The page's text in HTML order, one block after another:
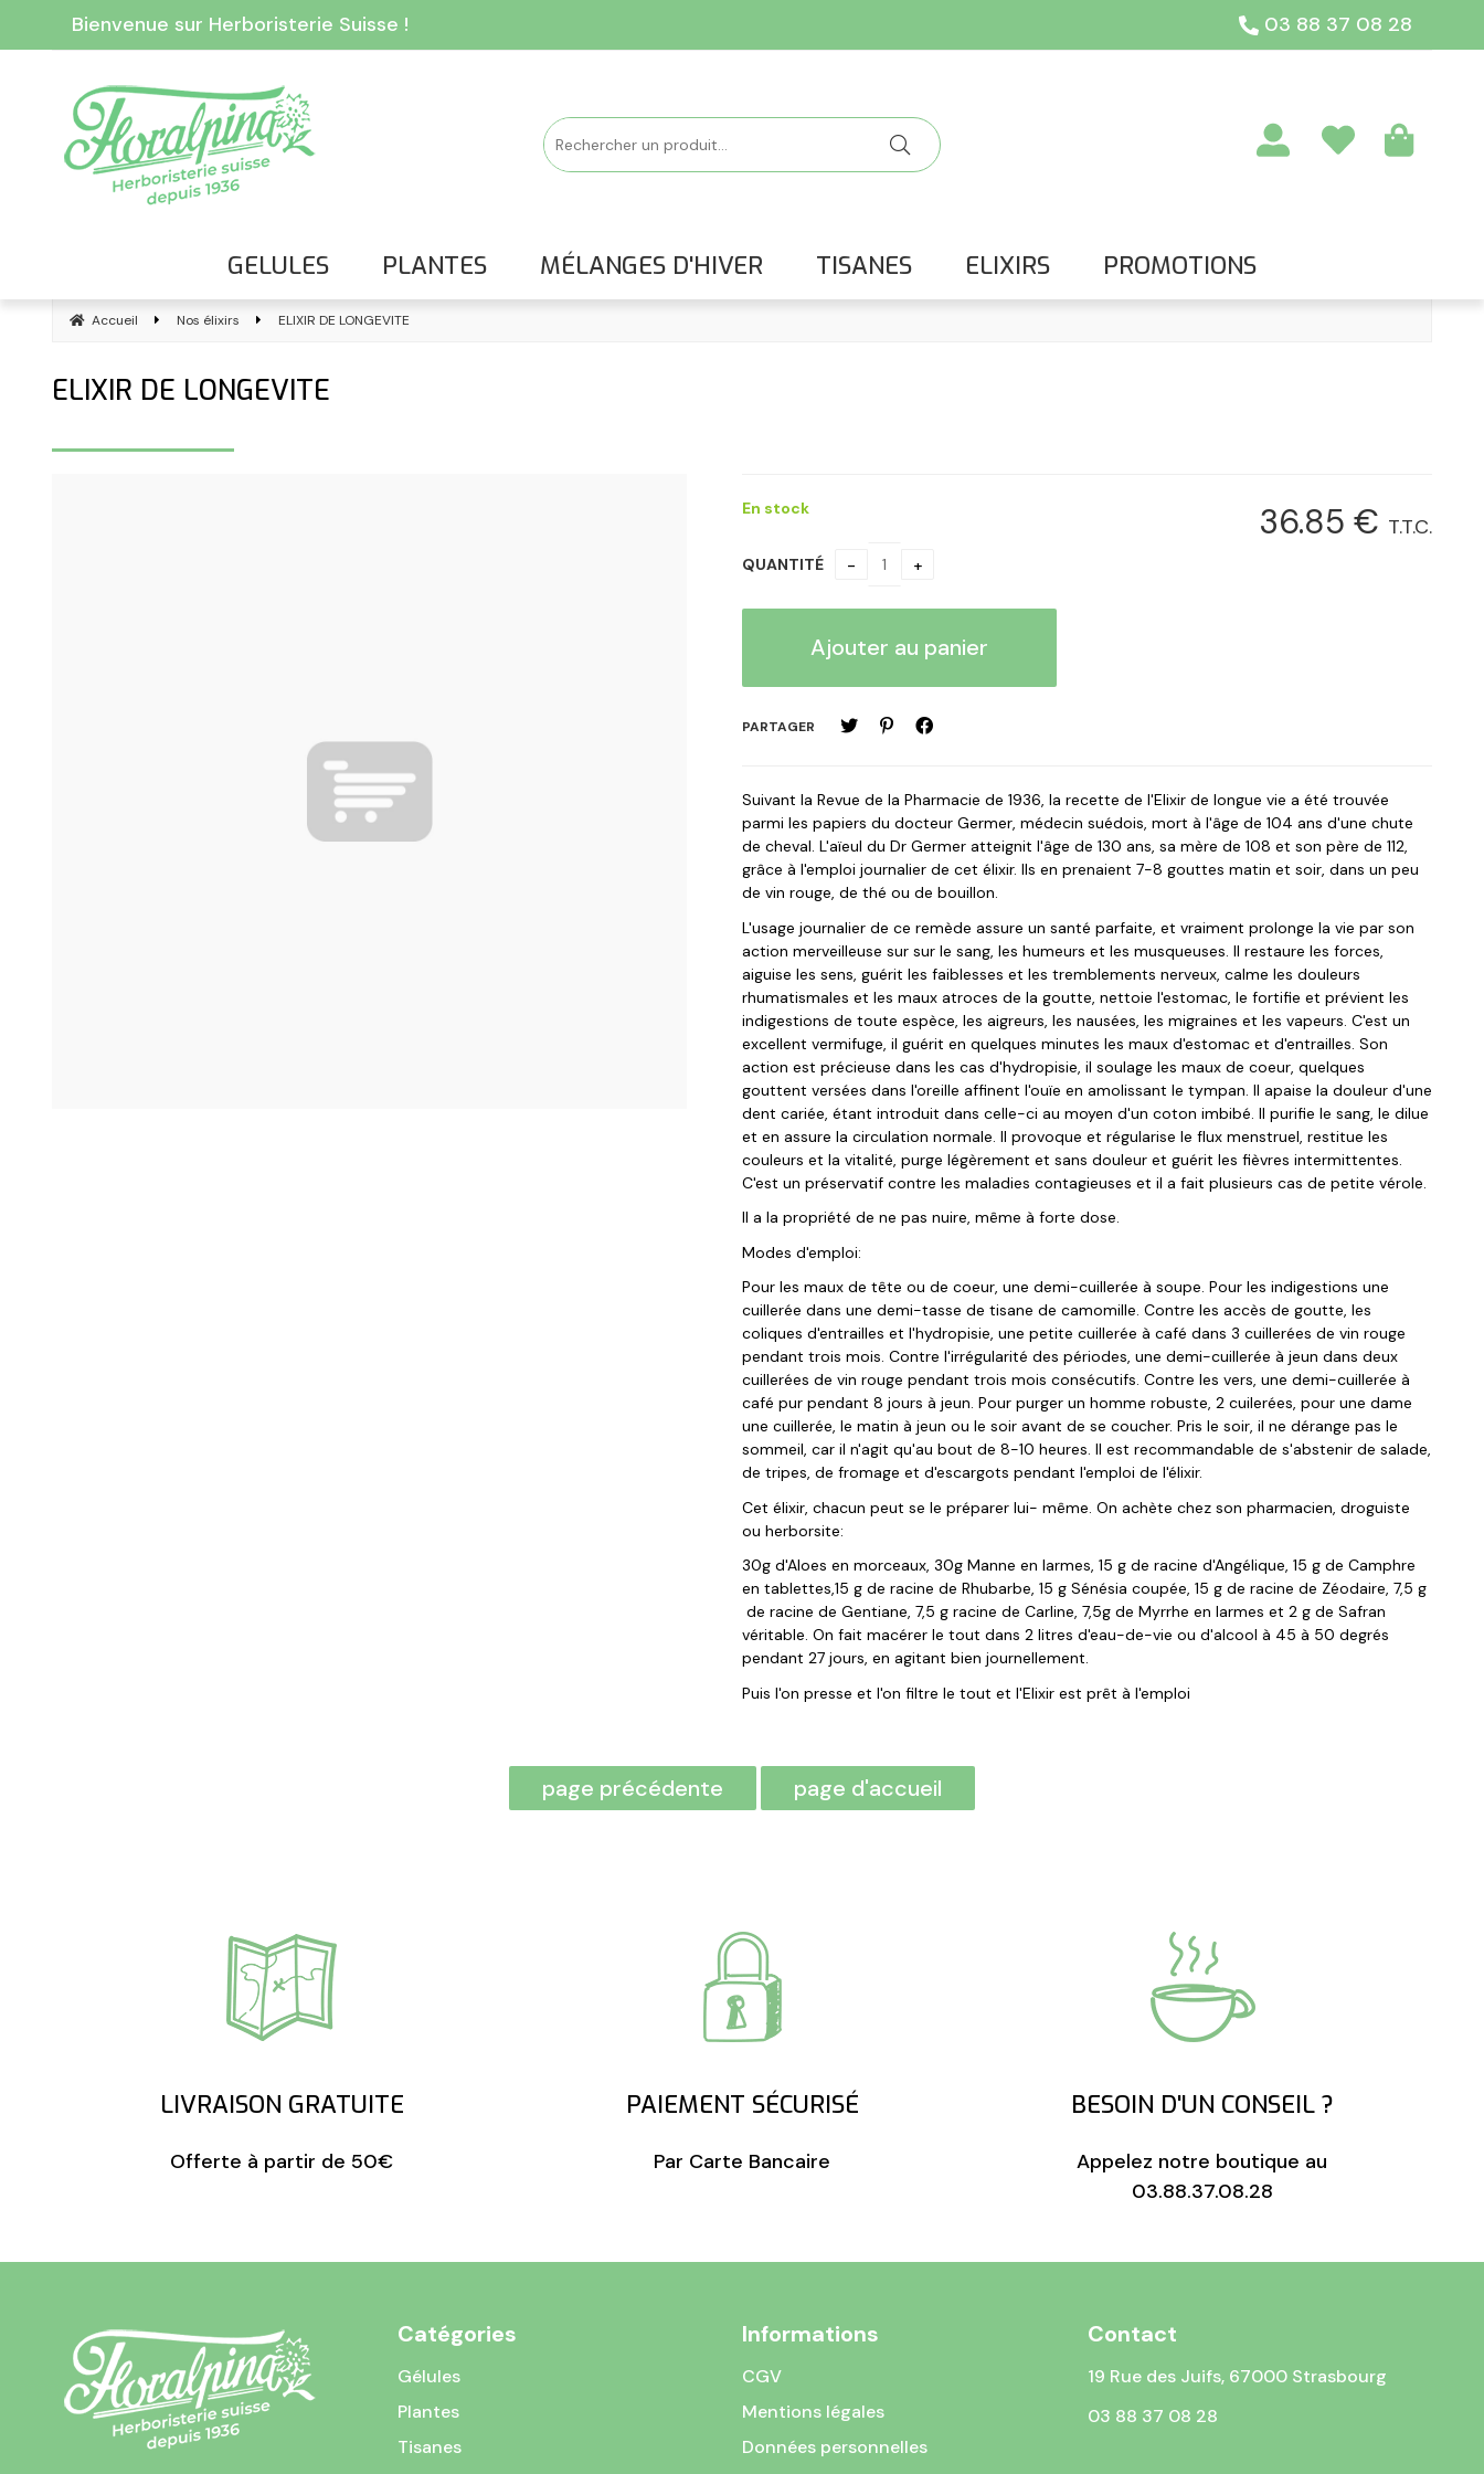
GELULES PLANTES MÉLANGES D'HIVER TISANES ELIXIRS PROMOTIONS
Accueil Nos élixirs ELIXIR DE LONGEVITE
ELIXIR DE LONGEVITE
36.85 € T.T.C.
En stock
QUANTITÉ
PARTAGER
Suivant la Revue de la Pharmacie de 1936, la recette de l'Elixir de longue vie a été trouvée
parmi les papiers du docteur Germer, médecin suédois, mort à l'âge de 104 ans d'une chute
de cheval. L'aïeul du Dr Germer atteignit l'âge de 130 ans, sa mère de 108 et son père de 112,
grâce à l'emploi journalier de cet élixir. Ils en prenaient 7-8 gouttes matin et soir, dans un peu
de vin rouge, de thé ou de bouillon.
L'usage journalier de ce remède assure un santé parfaite, et vraiment prolonge la vie par son
action merveilleuse sur sur le sang, les humeurs et les musqueuses. Il restaure les forces,
aiguise les sens, guérit les faiblesses et les tremblements nerveux, calme les douleurs
rhumatismales et les maux atroces de la goutte, nettoie l'estomac, le fortifie et prévient les
indigestions de toute espèce, les aigreurs, les nausées, les migraines et les vapeurs. C'est un
excellent vermifuge, il guérit en quelques minutes les maux d'estomac et d'entrailles. Son
action est précieuse dans les cas d'hydropisie, il soulage les maux de coeur, quelques
gouttent versées dans l'oreille affinent l'ouïe en amolissant le tympan. Il apaise la douleur d'une
dent cariée, étant introduit dans celle-ci au moyen d'un coton imbibé. Il purifie le sang, le dilue
et en assure la circulation normale. Il provoque et régularise le flux menstruel, restitue les
couleurs et la vitalité, purge légèrement et sans douleur et guérit les fièvres intermittentes.
C'est un préservatif contre les maladies contagieuses et il a fait plusieurs cas de petite vérole.
Il a la propriété de ne pas nuire, même à forte dose.
Modes d'emploi:
Pour les maux de tête ou de coeur, une demi-cuillerée à soupe. Pour les indigestions une
cuillerée dans une demi-tasse de tisane de camomille. Contre les accès de goutte, les
coliques d'entrailles et l'hydropisie, une petite cuillerée à café dans 3 cuillerées de vin rouge
pendant trois mois. Contre l'irrégularité des périodes, une demi-cuillerée à jeun dans deux
cuillerées de vin rouge pendant trois mois consécutifs. Contre les vers, une demi-cuillerée à
café pur pendant 8 jours à jeun. Pour purger un homme robuste, 2 cuilerées, pour une dame
une cuillerée, le matin à jeun ou le soir avant de se coucher. Pris le soir, il ne dérange pas le
sommeil, car il n'agit qu'au bout de 8-10 heures. Il est recommandable de s'abstenir de salade,
de tripes, de fromage et d'escargots pendant l'emploi de l'élixir.
Cet élixir, chacun peut se le préparer lui- même. On achète chez son pharmacien, droguiste
ou herborsite:
30g d'Aloes en morceaux, 30g Manne en larmes, 15 g de racine d'Angélique, 15 g de Camphre
en tablettes,15 g de racine de Rhubarbe, 15 g Sénésia coupée, 15 g de racine de Zéodaire, 7,5 g
de racine de Gentiane, 7,5 g racine de Carline, 7,5g de Myrrhe en larmes et 2 g de Safran
véritable. On fait macérer le tout dans 2 litres d'eau-de-vie ou d'alcool à 45 à 50 degrés
pendant 27 jours, en agitant bien journellement.
Puis l'on presse et l'on filtre le tout et l'Elixir est prêt à l'emploi
Bienvenue sur Herboristerie Suisse ! 03 88 37 08 28
LIVRAISON GRATUITE
Offerte à partir de 50€
PAIEMENT SÉCURISÉ
Par Carte Bancaire
BESOIN D'UN CONSEIL ?
Appelez notre boutique au
03.88.37.08.28
Catégories
Gélules
Plantes
Tisanes
Informations
CGV
Mentions légales
Données personnelles
Contact
19 Rue des Juifs, 67000 Strasbourg
03 88 37 08 28